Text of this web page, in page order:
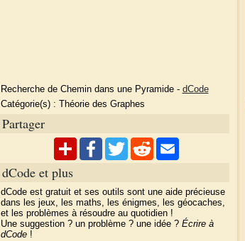
Recherche de Chemin dans une Pyramide- dCode
Catégorie(s) : Théorie des Graphes
Partager
dCode et plus
dCode est gratuit et ses outils sont une aide précieuse
dans les jeux, les maths, les énigmes, les géocaches,
et les problèmes à résoudre au quotidien !
Une suggestion ? un problème ? une idée ? Écrire à
dCode!